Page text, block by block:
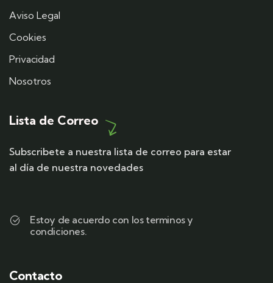
Aviso Legal
Cookies
Privacidad
Nosotros
Lista de Correo
Subscribete a nuestra lista de correo para estar
al día de nuestra novedades
Estoy de acuerdo con los terminos y
condiciones.
Contacto